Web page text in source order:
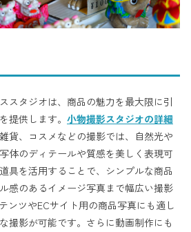
スタジオは、商品の魅力を最大限に引
提供します。 小物撮影スタジオの詳細
貨、コスメなどの撮影では、自然光や
体のディテールや質感を美しく表現可
具を活用することで、シンプルな商品
感のあるイメージ写真まで幅広い撮影
ンツやECサイト用の商品写真にも適し
撮影が可能です。さらに動画制作にも